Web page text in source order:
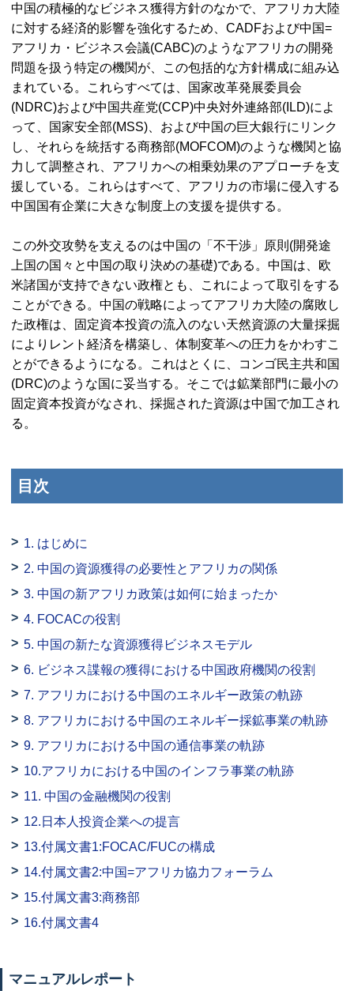
中国の積極的なビジネス獲得方針のなかで、アフリカ大陸
に対する経済的影響を強化するため、CADFおよび中国=
アフリカ・ビジネス会議(CABC)のようなアフリカの開発
問題を扱う特定の機関が、この包括的な方針構成に組み込
まれている。これらすべては、国家改革発展委員会
(NDRC)および中国共産党(CCP)中央対外連絡部(ILD)によ
って、国家安全部(MSS)、および中国の巨大銀行にリンク
し、それらを統括する商務部(MOFCOM)のような機関と協
力して調整され、アフリカへの相乗効果のアプローチを支
援している。これらはすべて、アフリカの市場に侵入する
中国国有企業に大きな制度上の支援を提供する。
この外交攻勢を支えるのは中国の「不干渉」原則(開発途
上国の国々と中国の取り決めの基礎)である。中国は、欧
米諸国が支持できない政権とも、これによって取引をする
ことができる。中国の戦略によってアフリカ大陸の腐敗し
た政権は、固定資本投資の流入のない天然資源の大量採掘
によりレント経済を構築し、体制変革への圧力をかわすこ
とができるようになる。これはとくに、コンゴ民主共和国
(DRC)のような国に妥当する。そこでは鉱業部門に最小の
固定資本投資がなされ、採掘された資源は中国で加工され
る。
目次
1. はじめに
2. 中国の資源獲得の必要性とアフリカの関係
3. 中国の新アフリカ政策は如何に始まったか
4. FOCACの役割
5. 中国の新たな資源獲得ビジネスモデル
6. ビジネス諜報の獲得における中国政府機関の役割
7. アフリカにおける中国のエネルギー政策の軌跡
8. アフリカにおける中国のエネルギー採鉱事業の軌跡
9. アフリカにおける中国の通信事業の軌跡
10.アフリカにおける中国のインフラ事業の軌跡
11. 中国の金融機関の役割
12.日本人投資企業への提言
13.付属文書1:FOCAC/FUCの構成
14.付属文書2:中国=アフリカ協力フォーラム
15.付属文書3:商務部
16.付属文書4
マニュアルレポート